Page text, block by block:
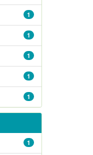
1
1
1
1
1
1